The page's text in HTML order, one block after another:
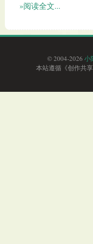
»阅读全文...
© 2004-2026 小
本站遵循《创作共